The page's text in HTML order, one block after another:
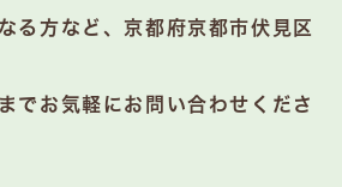
る方など、京都府京都市伏見区
でお気軽にお問い合わせくださ